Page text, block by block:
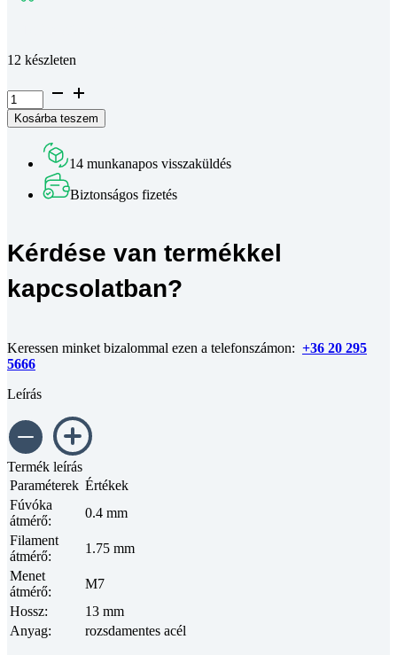
12 készleten
MK10
saválló
fúvóka/nozzle
1.75+0.4mm
mennyiség
Kosárba teszem
14 munkanapos visszaküldés
Biztonságos fizetés
Kérdése van termékkel
kapcsolatban?
Keressen minket bizalommal ezen a telefonszámon: +36 20 295
5666
Leírás
Termék leírás
Paraméterek Értékek
Fúvóka
átmérő:
0.4 mm
Filament
átmérő:
1.75 mm
Menet
átmérő:
M7
Hossz:
13 mm
Anyag: rozsdamentes acél